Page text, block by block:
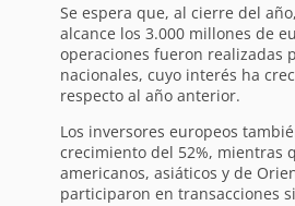
Se espera que, al cierre del
alcance los 3.000 millones de
operaciones fueron realizadas
nacionales, cuyo interés ha
respecto al año anterior.
Los inversores europeos
crecimiento del 52%, mientras
americanos, asiáticos y de
participaron en transacciones